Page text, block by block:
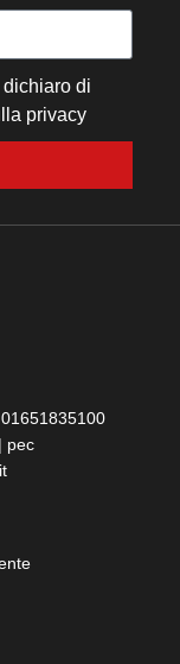
di
privacy
pec